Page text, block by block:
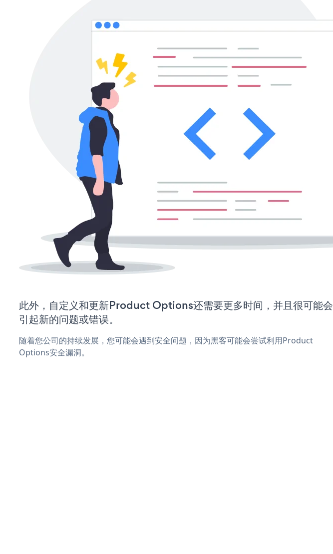
此外，自定义和更新Product Options还需要更多时间，并且很可能会
引起新的问题或错误。
随着您公司的持续发展，您可能会遇到安全问题，因为黑客可能会尝试利用Product
Options安全漏洞。